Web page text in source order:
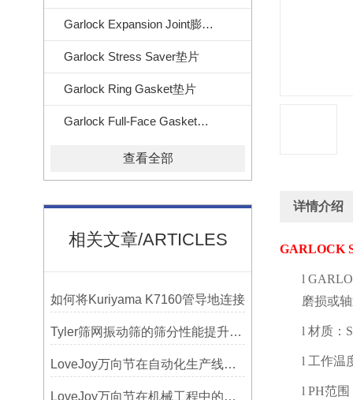
Garlock Expansion Joint膨胀节
Garlock Stress Saver垫片
Garlock Ring Gasket垫片
Garlock Full-Face Gasket垫片
查看全部
相关文章/ARTICLES
如何将Kuriyama K7160管导地连接
Tyler筛网振动筛的筛分性能提升技巧
LoveJoy万向节在自动化生产线中的核心作用
LoveJoy万向节在机械工程中的重要性
详情介绍
GARLOCK
l
磨损或
l 材质：
l 工作温
l PH范围